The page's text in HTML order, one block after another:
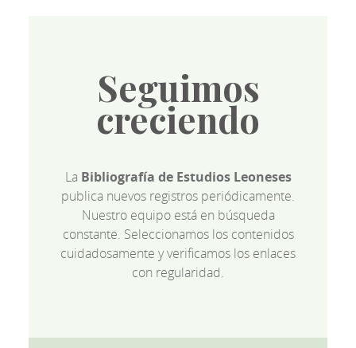
Seguimos
creciendo
La Bibliografía de Estudios Leoneses
publica nuevos registros periódicamente.
Nuestro equipo está en búsqueda
constante. Seleccionamos los contenidos
cuidadosamente y verificamos los enlaces
con regularidad.